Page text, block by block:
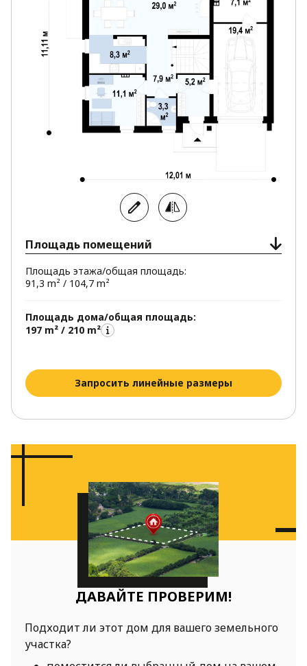
Площадь помещений
Площадь этажа/общая площадь:
91,3 m² / 104,7 m²
Площадь дома/общая площадь:
197 m² / 210 m²
Запросить линейные размеры
ДАВАЙТЕ ПРОВЕРИМ!
Подходит ли этот дом для вашего земельного
участка?